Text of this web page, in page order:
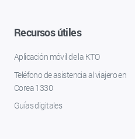
Recursos útiles
Aplicación móvil de la KTO
Teléfono de asistencia al viajero en
Corea 1330
Guías digitales